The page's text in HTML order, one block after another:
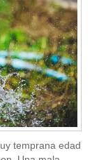
temprana edad